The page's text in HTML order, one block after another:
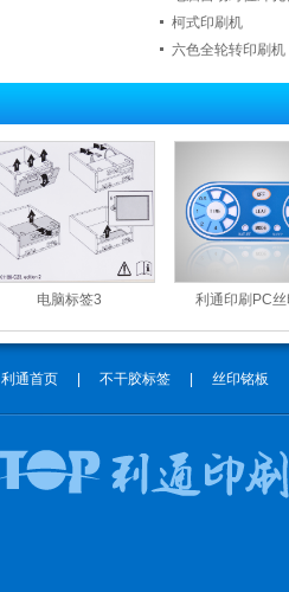
柯式印刷机
六色全轮转印刷机
电脑标签3 利通印刷PC
利通首页 不干胶标签 丝印铭板